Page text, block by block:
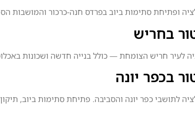
ופתיחת סתימות ביוב בפרדס חנה-כרכור והמושבות
בחריש
לעיר חריש הצומחת — כולל בנייה חדשה ושכונות
בכפר יונה
לתושבי כפר יונה והסביבה. פתיחת סתימות ביוב,